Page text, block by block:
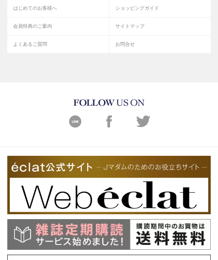
はじめてのお客様へ ショッピングガイド
会員特典のご案内 サイトマップ
よくあるご質問 お問合せ